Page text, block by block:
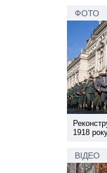
ФОТО
1918
ВІДЕО